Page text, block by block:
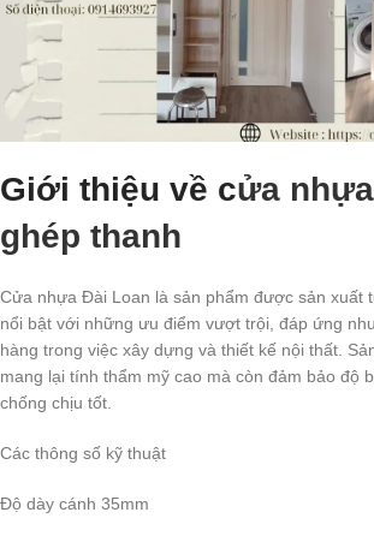
Giới thiệu về cửa
ghép thanh
Cửa nhựa Đài Loan là sản phẩm được sản xuất
nổi bật với những ưu điểm vượt trội, đáp ứng
hàng trong việc xây dựng và thiết kế nội thất.
mang lại tính thẩm mỹ cao mà còn đảm bảo độ
chống chịu tốt.
Các thông số kỹ thuật
Độ dày cánh 35mm